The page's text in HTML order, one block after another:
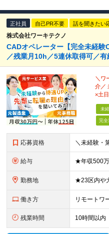
正社員 自己PR不要 話を聞きたい
株式会社ワーキテクノ
CADオペレーター【完全未経
／残業月10h／5連休取得可／有
＼ワ
介／
×土
未
完全
応募資格
給与
勤務地
働き方 リモートワ
残業時間 10時間以内